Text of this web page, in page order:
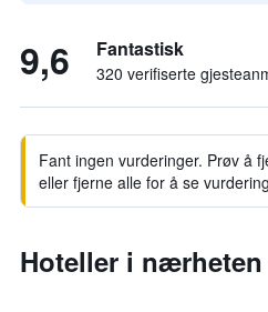
9,6 Fantastisk
320 verifiserte
Fant ingen vurderinger. Prøv å
eller fjerne alle for å se
Hoteller i nærheten